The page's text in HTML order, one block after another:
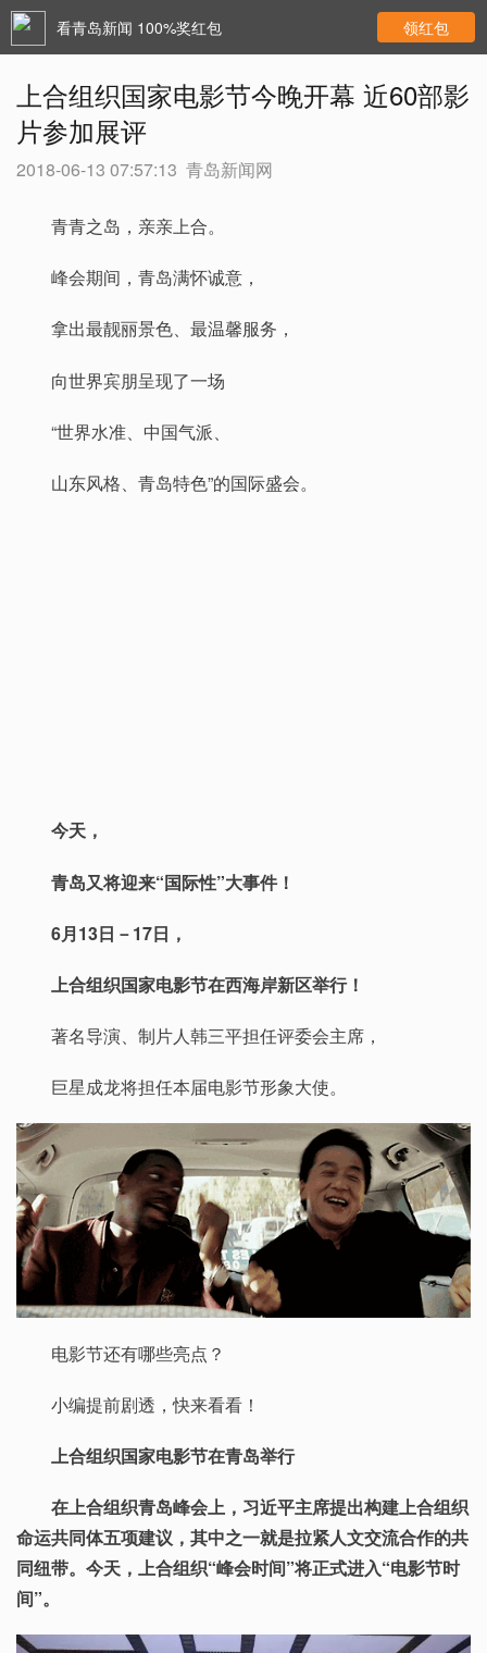
看青岛新闻 100%奖红包 领红包
上合组织国家电影节今晚开幕 近60部影
片参加展评
2018-06-13 07:57:13 青岛新闻网
青青之岛，亲亲上合。
峰会期间，青岛满怀诚意，
拿出最靓丽景色、最温馨服务，
向世界宾朋呈现了一场
“世界水准、中国气派、
山东风格、青岛特色”的国际盛会。
今天，
青岛又将迎来“国际性”大事件！
6月13日－17日，
上合组织国家电影节在西海岸新区举行！
著名导演、制片人韩三平担任评委会主席，
巨星成龙将担任本届电影节形象大使。
电影节还有哪些亮点？
小编提前剧透，快来看看！
上合组织国家电影节在青岛举行
在上合组织青岛峰会上，习近平主席提出构建上合组织
命运共同体五项建议，其中之一就是拉紧人文交流合作的共
同纽带。今天，上合组织“峰会时间”将正式进入“电影节时
间”。